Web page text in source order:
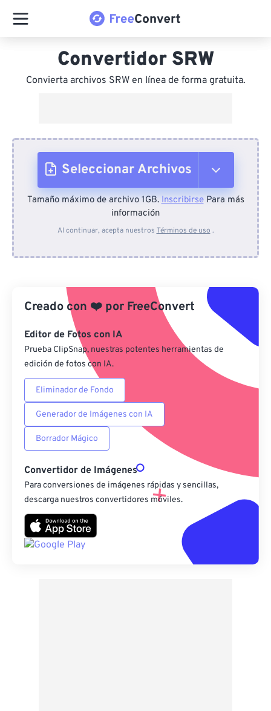
Convertidor SRW
Convierta archivos SRW en línea de forma gratuita.
Seleccionar Archivos
Desde el dispositivo
Desde Google Drive
Desde OneDrive
Desde URL
Tamaño máximo de archivo 1GB.InscribirsePara más
información
Al continuar, acepta nuestros Términos de uso .
Creado con ❤️ por FreeConvert
Editor de Fotos con IA
Prueba ClipSnap, nuestras potentes herramientas de
edición de fotos con IA.
Eliminador de Fondo
Generador de Imágenes con IA
Borrador Mágico
Convertidor de Imágenes
Para conversiones de imágenes rápidas y sencillas,
descarga nuestros convertidores móviles.